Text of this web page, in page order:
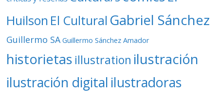
Huilson El Cultural Gabriel Sánchez
Guillermo SA Guillermo Sánchez Amador
historietas illustration ilustración
ilustración digital ilustradoras